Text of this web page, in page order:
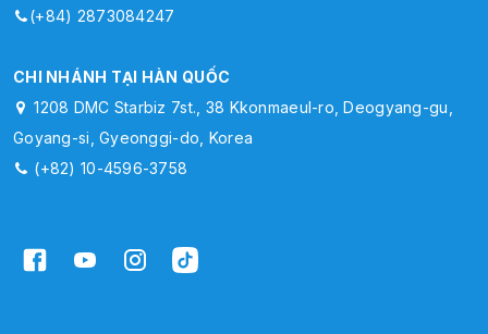
(+84) 2873084247
CHI NHÁNH TẠI HÀN QUỐC
1208 DMC Starbiz 7st., 38 Kkonmaeul-ro, Deogyang-gu,
Goyang-si, Gyeonggi-do, Korea
(+82) 10-4596-3758